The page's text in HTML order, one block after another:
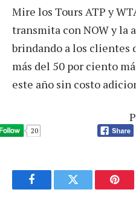
Mire los Tours ATP y
transmita con NOW y la
brindando a los clientes
más del 50 por ciento
este año sin costo
20
FacebookTwitter